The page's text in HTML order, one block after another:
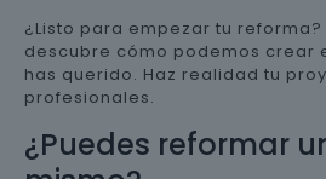
¿Listo para empezar tu reforma?
descubre cómo podemos crear
has querido. Haz realidad tu
profesionales.
¿Puedes reformar